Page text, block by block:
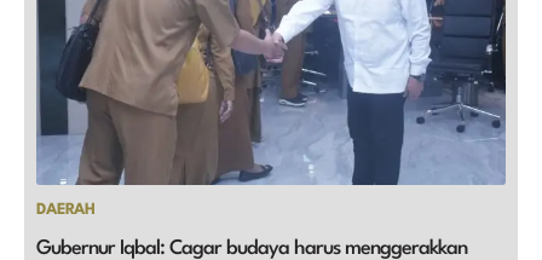
DAERAH
Gubernur Iqbal: Cagar budaya harus menggerakkan